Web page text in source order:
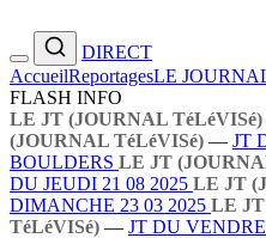
DIRECT
AccueilReportagesLE
FLASH INFO
LE JT (JOURNAL TéLéVISé)
(JOURNAL TéLéVISé) — JT
BOULDERS LE JT
DU JEUDI 21 08 2025 LE JT
DIMANCHE 23 03 2025 LE
TéLéVISé) — JT DU